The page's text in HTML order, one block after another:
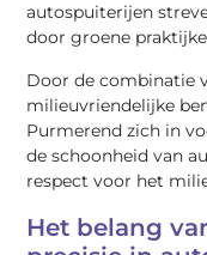
autospuiterijen
door groene
Door de combinatie
milieuvriendelijke
Purmerend zich in
de schoonheid van
respect voor het
Het belang